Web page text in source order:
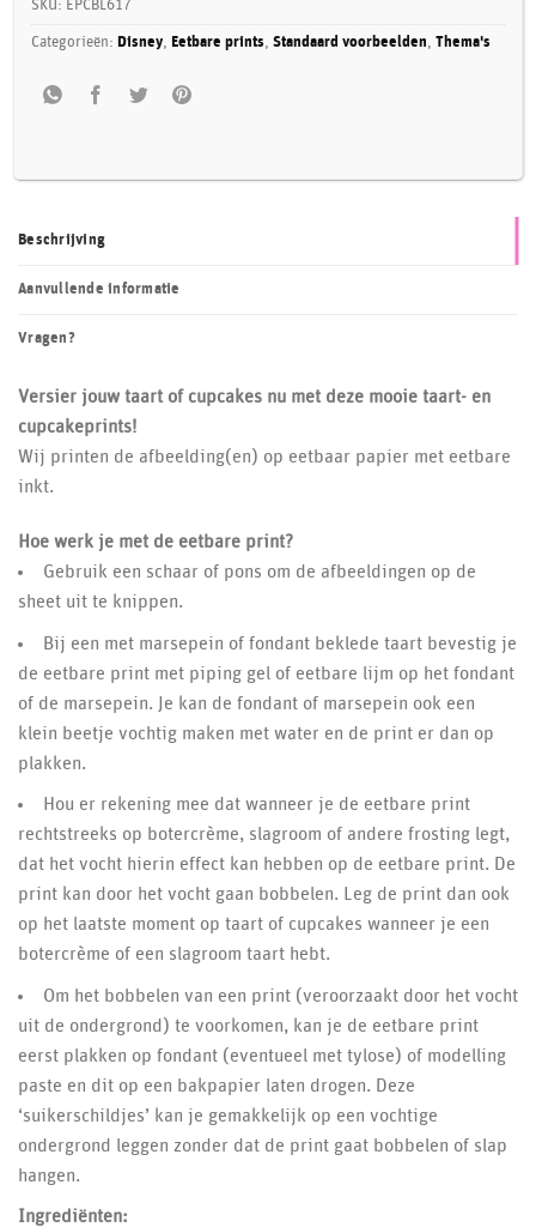
SKU: EPCBL617
Categorieën: Disney Eetbare prints ,Standaard voorbeelden ,Thema's
Beschrijving
Aanvullende informatie
Vragen?
Versier jouw taart of cupcakes nu met deze mooie taart- en
cupcakeprints!
Wij printen de afbeelding(en) op eetbaar papier met eetbare
inkt.
Hoe werk je met de eetbare print?
Gebruik een schaar of pons om de afbeeldingen op de
sheet uit te knippen.
Bij een met marsepein of fondant beklede taart bevestig je
de eetbare print met piping gel of eetbare lijm op het fondant
of de marsepein. Je kan de fondant of marsepein ook een
klein beetje vochtig maken met water en de print er dan op
plakken.
Hou er rekening mee dat wanneer je de eetbare print
rechtstreeks op botercrème, slagroom of andere frosting legt,
dat het vocht hierin effect kan hebben op de eetbare print. De
print kan door het vocht gaan bobbelen. Leg de print dan ook
op het laatste moment op taart of cupcakes wanneer je een
botercrème of een slagroom taart hebt.
Om het bobbelen van een print (veroorzaakt door het vocht
uit de ondergrond) te voorkomen, kan je de eetbare print
eerst plakken op fondant (eventueel met tylose) of modelling
paste en dit op een bakpapier laten drogen. Deze
‘suikerschildjes’ kan je gemakkelijk op een vochtige
ondergrond leggen zonder dat de print gaat bobbelen of slap
hangen.
Ingrediënten: